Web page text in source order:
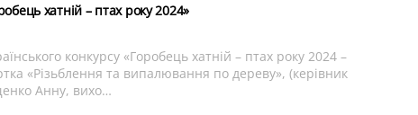
хатній – птах року 2024»
конкурсу «Горобець хатній – птах року 2024 –
«Різьблення та випалювання по дереву», (керівник
Анну, вихо…